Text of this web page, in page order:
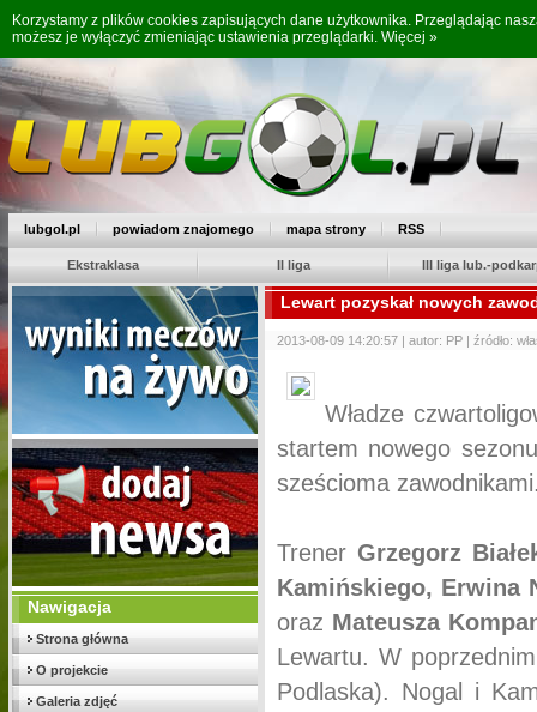
Korzystamy z plików cookies zapisujących dane użytkownika. Przeglądając
możesz je wyłączyć zmieniając ustawienia przeglądarki. Więcej »
lubgol.pl powiadom znajomego mapa strony RSS
Ekstraklasa II liga III liga lub.-
Nawigacja
Strona główna
O projekcie
Galeria zdjęć
Lewart pozyskał nowych
2013-08-09 14:20:57 | autor: PP | źródło:
Władze
startem nowego
sześcioma
Trener Grzegorz
Kamińskiego, Erwina
oraz Mateusza
Lewartu. W
Podlaska). Nogal i